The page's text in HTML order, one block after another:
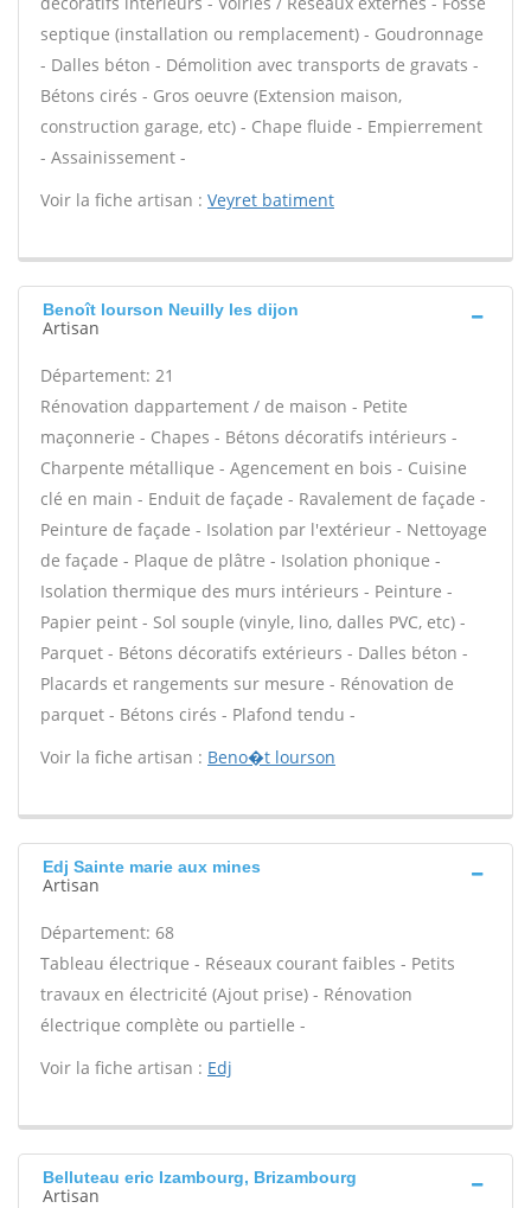
septique (installation ou remplacement) - Goudronnage
- Dalles béton - Démolition avec transports de gravats -
Bétons cirés - Gros oeuvre (Extension maison,
construction garage, etc) - Chape fluide - Empierrement
- Assainissement -
Voir la fiche artisan : Veyret batiment
Benoît lourson Neuilly les dijon
Artisan
Département: 21
Rénovation dappartement / de maison - Petite
maçonnerie - Chapes - Bétons décoratifs intérieurs -
Charpente métallique - Agencement en bois - Cuisine
clé en main - Enduit de façade - Ravalement de façade -
Peinture de façade - Isolation par l'extérieur - Nettoyage
de façade - Plaque de plâtre - Isolation phonique -
Isolation thermique des murs intérieurs - Peinture -
Papier peint - Sol souple (vinyle, lino, dalles PVC, etc) -
Parquet - Bétons décoratifs extérieurs - Dalles béton -
Placards et rangements sur mesure - Rénovation de
parquet - Bétons cirés - Plafond tendu -
Voir la fiche artisan : Beno�t lourson
Edj Sainte marie aux mines
Artisan
Département: 68
Tableau électrique - Réseaux courant faibles - Petits
travaux en électricité (Ajout prise) - Rénovation
électrique complète ou partielle -
Voir la fiche artisan : Edj
Belluteau eric Izambourg, Brizambourg
Artisan